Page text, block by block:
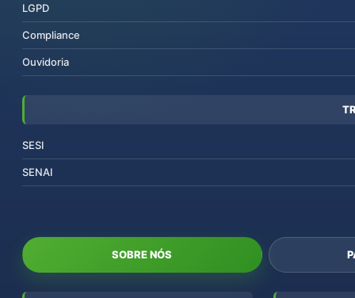
LGPD
Compliance
Ouvidoria
SESI
SENAI
SOBRE NÓS